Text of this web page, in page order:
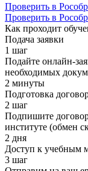
Проверить в
Проверить в
Как проходит
Подача заявки
1 шаг
Подайте онлайн-
необходимых
2 минуты
Подготовка
2 шаг
Подпишите
институте (обмен
2 дня
Доступ к учебным
3 шаг